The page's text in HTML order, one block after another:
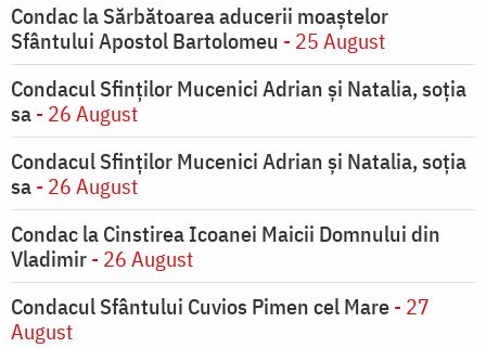
Condac la Sărbătoarea aducerii moaştelor
Sfântului Apostol Bartolomeu - 25 August
Condacul Sfinţilor Mucenici Adrian şi Natalia, soţia
sa- 26 August
Condacul Sfinţilor Mucenici Adrian şi Natalia, soţia
sa- 26 August
Condac la Cinstirea Icoanei Maicii Domnului din
Vladimir- 26 August
Condacul Sfântului Cuvios Pimen cel Mare- 27
August